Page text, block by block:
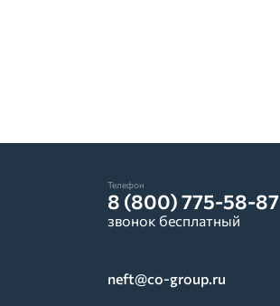
Телефон
8 (800) 775-58-87
звонок бесплатный
neft@co-group.ru